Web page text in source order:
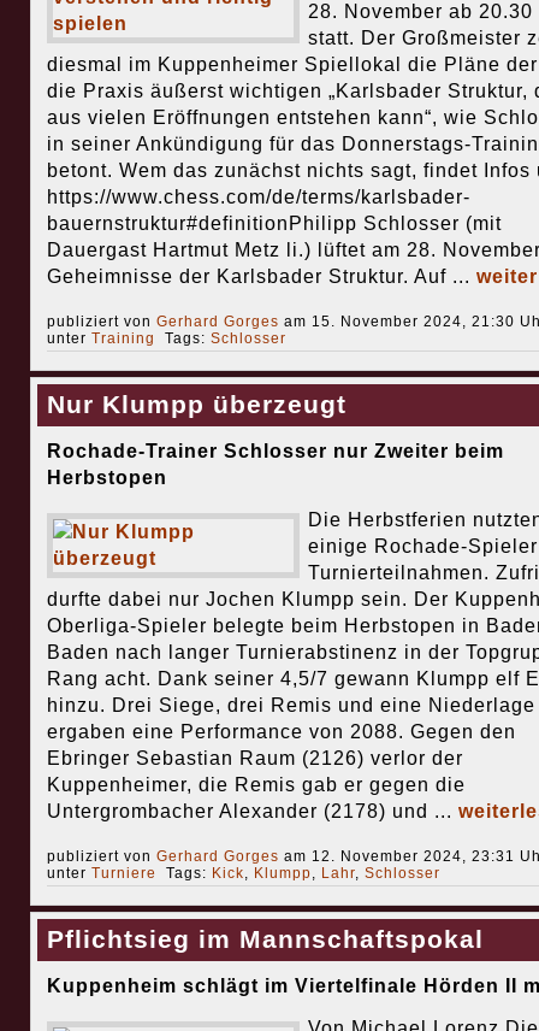
28. November ab 20.30
statt. Der Großmeister
diesmal im Kuppenheimer Spiellokal die Pläne
die Praxis äußerst wichtigen „Karlsbader Struktur,
aus vielen Eröffnungen entstehen kann“, wie
in seiner Ankündigung für das Donnerstags-
betont. Wem das zunächst nichts sagt, findet Infos
https://www.chess.com/de/terms/karlsbader-
bauernstruktur#definitionPhilipp Schlosser (mit
Dauergast Hartmut Metz li.) lüftet am 28.
Geheimnisse der Karlsbader Struktur. Auf ...
publiziert von Gerhard Gorges am 15. November 2024, 21:30
unter Training Tags: Schlosser
Nur Klumpp überzeugt
Rochade-Trainer Schlosser nur Zweiter beim
Herbstopen
Die Herbstferien
einige Rochade-
Turnierteilnahmen.
durfte dabei nur Jochen Klumpp sein. Der
Oberliga-Spieler belegte beim Herbstopen in
Baden nach langer Turnierabstinenz in der
Rang acht. Dank seiner 4,5/7 gewann Klumpp elf
hinzu. Drei Siege, drei Remis und eine Niederlage
ergaben eine Performance von 2088. Gegen den
Ebringer Sebastian Raum (2126) verlor der
Kuppenheimer, die Remis gab er gegen die
Untergrombacher Alexander (2178) und ...
publiziert von Gerhard Gorges am 12. November 2024, 23:31
unter Turniere Tags: Kick, Klumpp, Lahr, Schlosser
Pflichtsieg im Mannschaftspokal
Kuppenheim schlägt im Viertelfinale Hörden II